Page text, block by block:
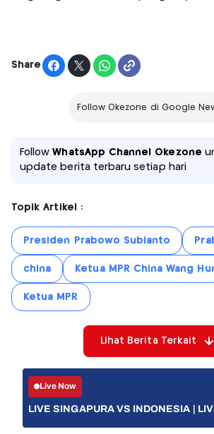
Share
Follow Okezone di Google
FollowWhatsApp Channel Okezone
update berita terbaru setiap hari
Topik Artikel :
Presiden Prabowo Subianto
china Ketua MPR China Wang
Ketua MPR
Lihat Berita Terkait
Live Now
LIVE SINGAPURA VS INDONESIA |